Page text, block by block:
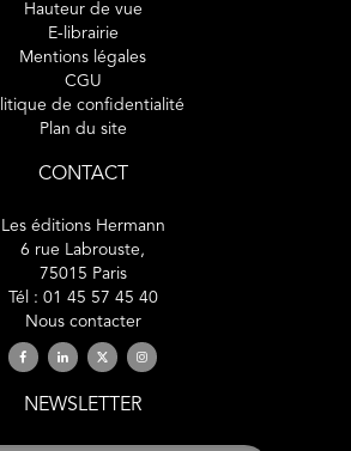
Hauteur de vue
E-librairie
Mentions légales
CGU
de confidentialité
Plan du site
CONTACT
Les éditions Hermann
6 rue Labrouste,
75015 Paris
Tél : 01 45 57 45 40
Nous contacter
NEWSLETTER